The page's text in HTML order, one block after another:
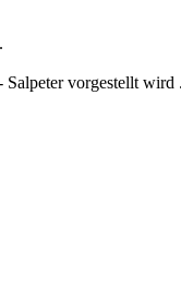
vorgestellt